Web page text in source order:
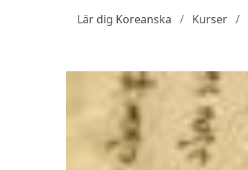
Lär dig Koreanska
Kurser